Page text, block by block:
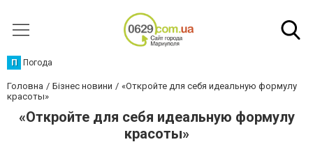
П Погода
Головна Бізнес новини
«Откройте для себя идеальную формулу
красоты»
«Откройте для себя идеальную формулу
красоты»